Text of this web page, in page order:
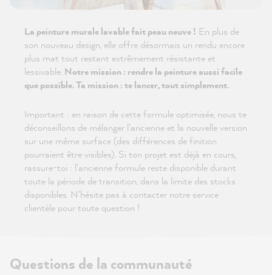
La peinture murale lavable fait peau neuve ! En plus de
son nouveau design, elle offre désormais un rendu encore
plus mat tout restant extrêmement résistante et
lessivable. Notre mission : rendre la peinture aussi facile
que possible. Ta mission : te lancer, tout simplement.
Important : en raison de cette formule optimisée, nous te
déconseillons de mélanger l'ancienne et la nouvelle version
sur une même surface (des différences de finition
pourraient être visibles). Si ton projet est déjà en cours,
rassure-toi : l'ancienne formule reste disponible durant
toute la période de transition, dans la limite des stocks
disponibles. N'hésite pas à contacter notre service
clientèle pour toute question !
Questions de la communauté